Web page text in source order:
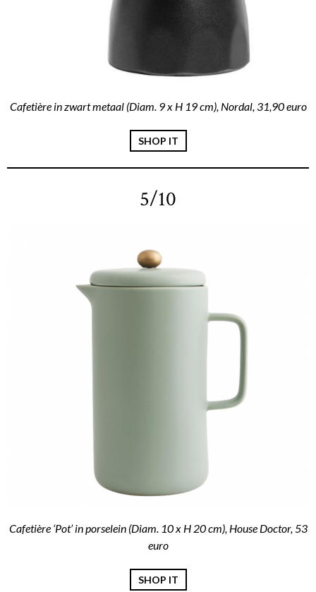
Cafetière in zwart metaal (Diam. 9 x H 19 cm), Nordal, 31,90 euro
SHOP IT
5/10
Cafetière ‘Pot’ in porselein (Diam. 10 x H 20 cm), House Doctor, 53
euro
SHOP IT